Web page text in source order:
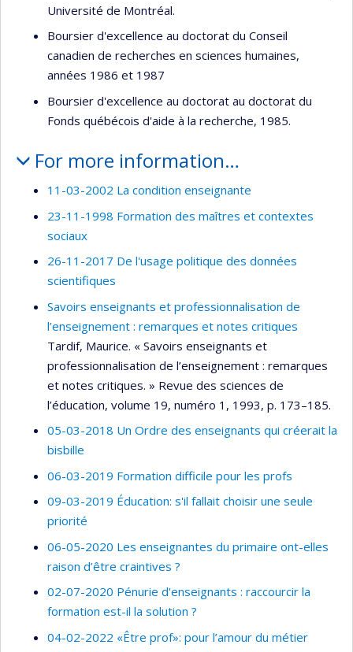
Université de Montréal.
Boursier d'excellence au doctorat du Conseil
canadien de recherches en sciences humaines,
années 1986 et 1987
Boursier d'excellence au doctorat au doctorat du
Fonds québécois d'aide à la recherche, 1985.
For more information…
11-03-2002 La condition enseignante
23-11-1998 Formation des maîtres et contextes
sociaux
26-11-2017 De l'usage politique des données
scientifiques
Savoirs enseignants et professionnalisation de
l’enseignement : remarques et notes critiques
Tardif, Maurice. « Savoirs enseignants et
professionnalisation de l’enseignement : remarques
et notes critiques. » Revue des sciences de
l’éducation, volume 19, numéro 1, 1993, p. 173–185.
05-03-2018 Un Ordre des enseignants qui créerait la
bisbille
06-03-2019 Formation difficile pour les profs
09-03-2019 Éducation: s'il fallait choisir une seule
priorité
06-05-2020 Les enseignantes du primaire ont-elles
raison d’être craintives ?
02-07-2020 Pénurie d'enseignants : raccourcir la
formation est-il la solution ?
04-02-2022 «Être prof»: pour l’amour du métier